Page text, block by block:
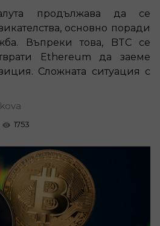
продължава да се
основно поради
Въпреки това, BTC се
Ethereum да заеме
Сложната ситуация с
1753